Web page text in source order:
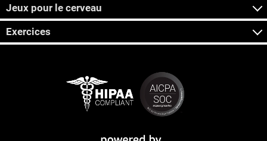
Jeux pour le cerveau
Exercices